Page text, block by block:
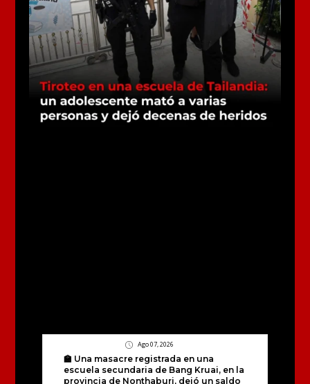
Ago 07, 2026
🏫 Una masacre registrada en una
escuela secundaria de Bang Kruai, en la
provincia de Nonthaburi, dejó un saldo